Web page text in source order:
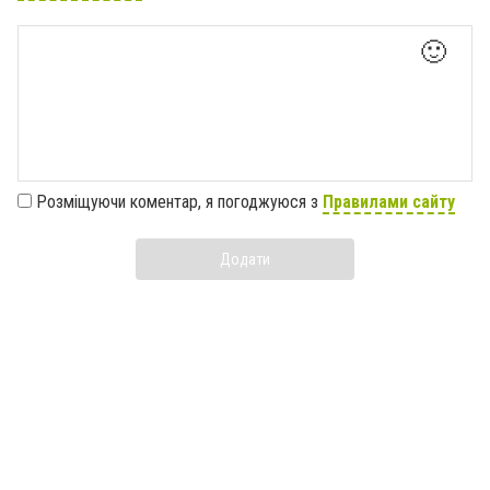
🙂
Розміщуючи коментар, я погоджуюся з Правилами сайту
Додати